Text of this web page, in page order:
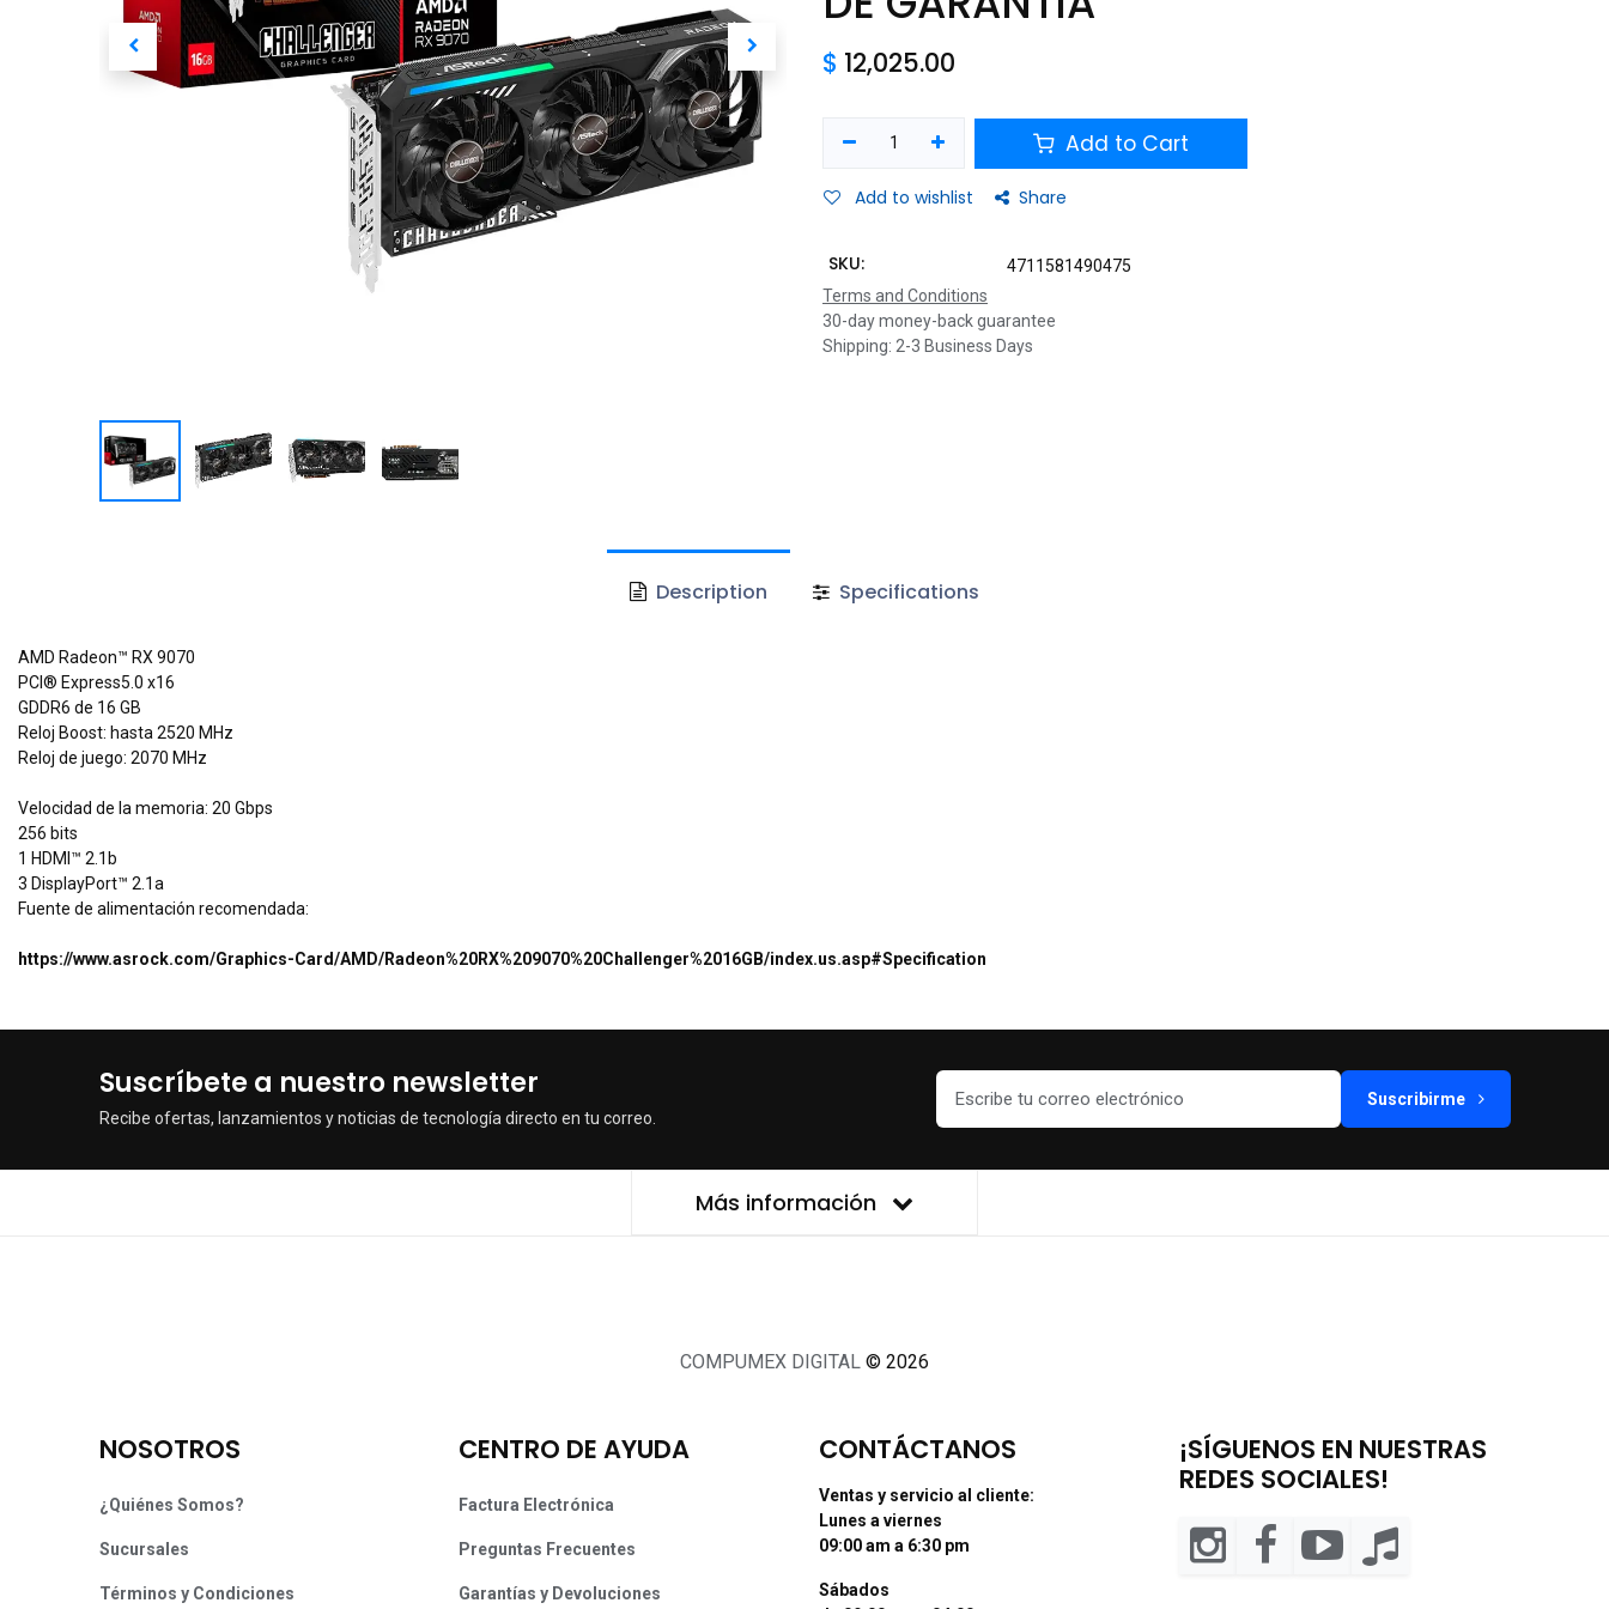
$ 12,025.00
Add to Cart
Add to wishlist Share
SKU:
4711581490475
Terms and Conditions
30-day money-back guarantee
Shipping: 2-3 Business Days
Description Specifications
AMD Radeon™ RX 9070
PCI® Express5.0 x16
GDDR6 de 16 GB
Reloj Boost: hasta 2520 MHz
Reloj de juego: 2070 MHz
Velocidad de la memoria: 20 Gbps
256 bits
1 HDMI™ 2.1b
3 DisplayPort™ 2.1a
Fuente de alimentación recomendada:
https://www.asrock.com/Graphics-Card/AMD/Radeon%20RX%209070%20Challenger%2016GB/index.us.asp#Specification
Suscríbete a nuestro newsletter
Recibe ofertas, lanzamientos y noticias de tecnología directo en tu correo.
Suscribirme
Más información
COMPUMEX DIGITAL © 2026
NOSOTROS
¿Quiénes Somos?
Sucursales
Términos y Condiciones
CENTRO DE AYUDA
Factura Electrónica
Preguntas Frecuentes
Garantías y Devoluciones
CONTÁCTANOS
Ventas y servicio al cliente:
Lunes a viernes
09:00 am a 6:30 pm
Sábados
¡SÍGUENOS EN NUESTRAS
REDES SOCIALES!